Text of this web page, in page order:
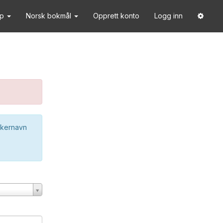
Norsk bokmål Opprett konto Logg inn